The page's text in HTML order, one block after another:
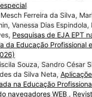
Ferreira da Silva,
Vanessa Dias
Pesquisas de EJA EPT
da Educação Profissional
Souza, Sandro César
da Silva Neta,
na Educação
navegadores WEB ,